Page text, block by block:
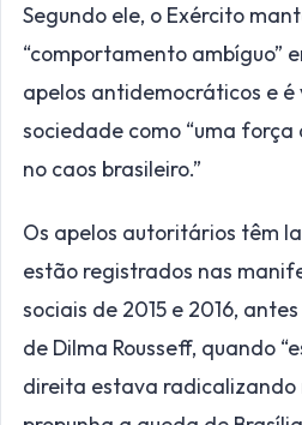
Segundo ele, o Exército
“comportamento ambíguo”
apelos antidemocráticos e
sociedade como “uma
no caos brasileiro.”
Os apelos autoritários têm
estão registrados nas
sociais de 2015 e 2016,
de Dilma Rousseff, quando
direita estava radicalizando